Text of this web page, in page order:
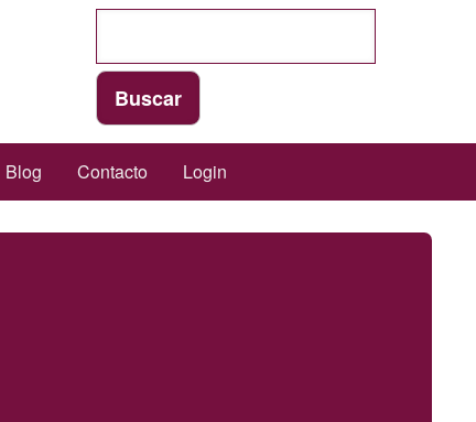
Blog Contacto Login